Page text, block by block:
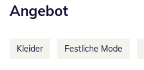
Angebot
Kleider Festliche Mode